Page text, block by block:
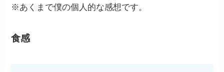
※あくまで僕の個人的な感想です。
食感